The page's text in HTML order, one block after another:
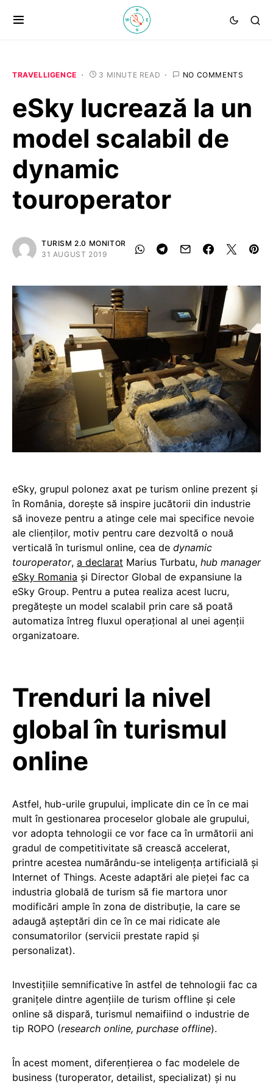
TRAVELLIGENCE 3 MINUTE READ NO COMMENTS
eSky lucrează la un
model scalabil de
dynamic
touroperator
TURISM 2.0 MONITOR
31 AUGUST 2019
eSky, grupul polonez axat pe turism online prezent și
în România, dorește să inspire jucătorii din industrie
să inoveze pentru a atinge cele mai specifice nevoie
ale clienților, motiv pentru care dezvoltă o nouă
verticală în turismul online, cea de dynamic
touroperator, a declarat Marius Turbatu, hub manager
eSky Romania şi Director Global de expansiune la
eSky Group. Pentru a putea realiza acest lucru,
pregătește un model scalabil prin care să poată
automatiza întreg fluxul operaţional al unei agenții
organizatoare.
Trenduri la nivel
global în turismul
online
Astfel, hub-urile grupului, implicate din ce în ce mai
mult în gestionarea proceselor globale ale grupului,
vor adopta tehnologii ce vor face ca în următorii ani
gradul de competitivitate să crească accelerat,
printre acestea numărându-se inteligența artificială și
Internet of Things. Aceste adaptări ale pieței fac ca
industria globală de turism să fie martora unor
modificări ample în zona de distribuţie, la care se
adaugă așteptări din ce în ce mai ridicate ale
consumatorilor (servicii prestate rapid și
personalizat).
Investiţiile semnificative în astfel de tehnologii fac ca
graniţele dintre agenţiile de turism offline şi cele
online să dispară, turismul nemaifiind o industrie de
tip ROPO (research online, purchase offline).
În acest moment, diferențierea o fac modelele de
business (turoperator, detailist, specializat) şi nu